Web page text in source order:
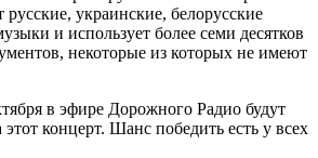
украинские, белорусские
и использует более семи десятков
некоторые из которых не имеют
в эфире Дорожного Радио будут
концерт. Шанс победить есть у всех